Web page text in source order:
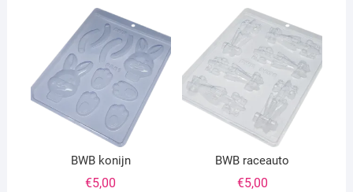
BWB konijn
€5,00
BWB raceauto
€5,00